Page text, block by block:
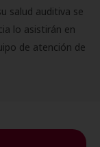
salud auditiva se
lo asistirán en
de atención de